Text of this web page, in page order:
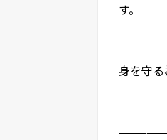
す。
身を守る